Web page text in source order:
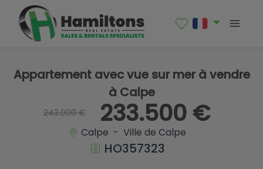
Appartement avec vue sur mer à vendre
à Calpe
243.000 € 233.500 €
Calpe - Ville de Calpe
HO357323
1 / 30